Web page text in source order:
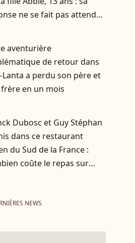
ne se fait pas attendre
aventurière
de retour dans
Lanta a perdu son père et
en un mois
Dubosc et Guy Stéphan
dans ce restaurant
du Sud de la France :
coûte le repas sur
NEWS